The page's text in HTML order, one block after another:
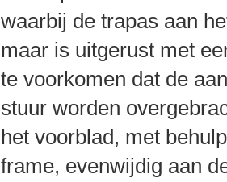
waarbij de trapas aan
maar is uitgerust met
te voorkomen dat de
stuur worden
het voorblad, met
frame, evenwijdig aan